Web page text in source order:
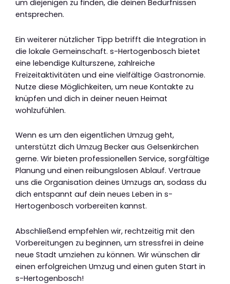
um diejenigen zu finden, die deinen Bedürfnissen
entsprechen.
Ein weiterer nützlicher Tipp betrifft die Integration in
die lokale Gemeinschaft. s-Hertogenbosch bietet
eine lebendige Kulturszene, zahlreiche
Freizeitaktivitäten und eine vielfältige Gastronomie.
Nutze diese Möglichkeiten, um neue Kontakte zu
knüpfen und dich in deiner neuen Heimat
wohlzufühlen.
Wenn es um den eigentlichen Umzug geht,
unterstützt dich Umzug Becker aus Gelsenkirchen
gerne. Wir bieten professionellen Service, sorgfältige
Planung und einen reibungslosen Ablauf. Vertraue
uns die Organisation deines Umzugs an, sodass du
dich entspannt auf dein neues Leben in s-
Hertogenbosch vorbereiten kannst.
Abschließend empfehlen wir, rechtzeitig mit den
Vorbereitungen zu beginnen, um stressfrei in deine
neue Stadt umziehen zu können. Wir wünschen dir
einen erfolgreichen Umzug und einen guten Start in
s-Hertogenbosch!